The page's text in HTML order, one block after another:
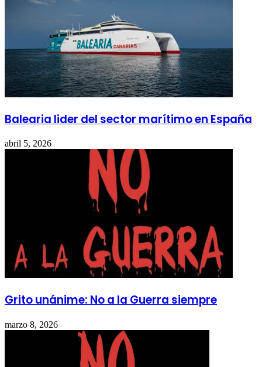
Balearia lider del sector marítimo en España
abril 5, 2026
Grito unánime: No a la Guerra siempre
marzo 8, 2026